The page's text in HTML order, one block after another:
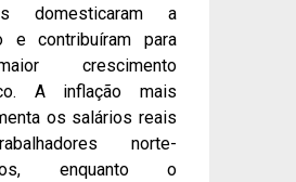
domesticaram a
e contribuíram para
crescimento
A inflação mais
os salários reais
norte-
enquanto o